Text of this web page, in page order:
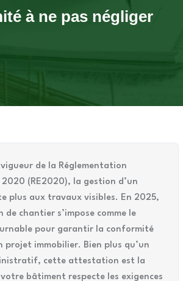
à ne pas négliger
vigueur de la Réglementation
(RE2020), la gestion d’un
plus aux travaux visibles. En 2025,
chantier s’impose comme le
pour garantir la conformité
projet immobilier. Bien plus qu’un
cette attestation est la
bâtiment respecte les exigences